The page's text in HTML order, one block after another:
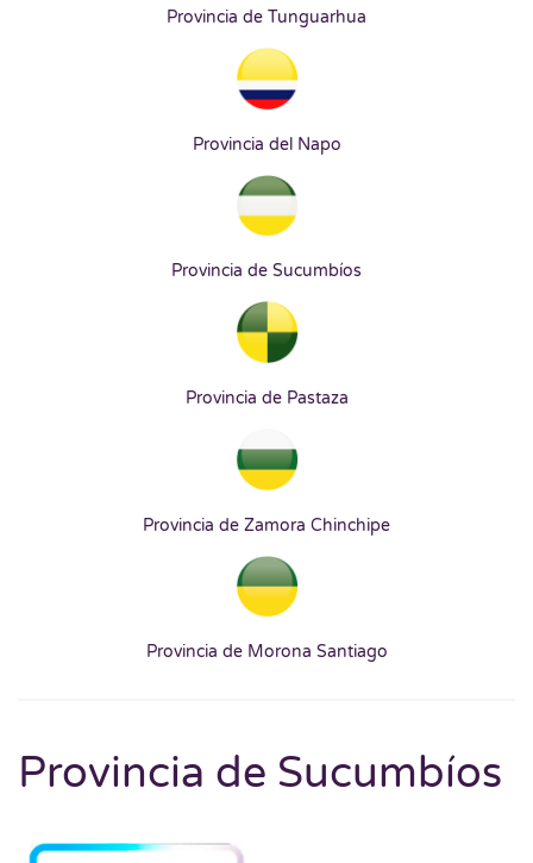
Provincia de Tunguarhua
Provincia del Napo
Provincia de Sucumbíos
Provincia de Pastaza
Provincia de Zamora Chinchipe
Provincia de Morona Santiago
Provincia de Sucumbíos